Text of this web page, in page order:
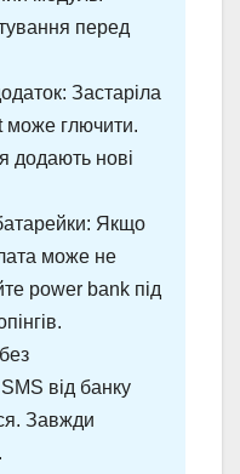
перед
Застаріла
може глючити.
додають нові
батарейки: Якщо
може не
power bank під
від банку
Завжди